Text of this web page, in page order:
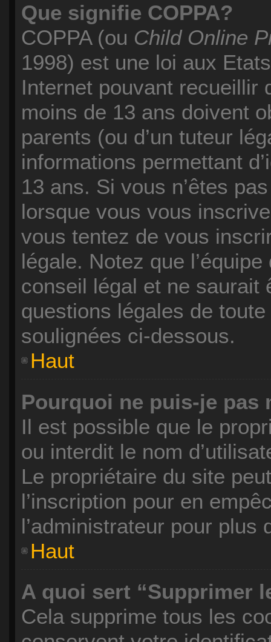
Que signifie COPPA?
COPPA (ou Child Online
1998) est une loi aux
Internet pouvant recueillir
moins de 13 ans doivent
parents (ou d’un tuteur
informations permettant
13 ans. Si vous n’êtes
lorsque vous vous
vous tentez de vous
légale. Notez que
conseil légal et ne saurait
questions légales de
soulignées ci-dessous.
Haut
Pourquoi ne puis-je pas
Il est possible que le
ou interdit le nom
Le propriétaire du site
l’inscription pour en
l’administrateur pour plus
Haut
A quoi sert “Supprimer
Cela supprime tous les